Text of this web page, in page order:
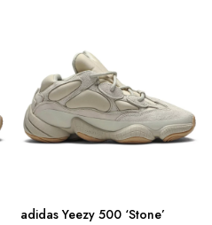
adidas Yeezy 500 ‘Stone’